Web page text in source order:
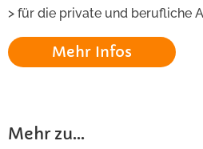
> für die private und berufliche
Mehr Infos
Mehr zu...